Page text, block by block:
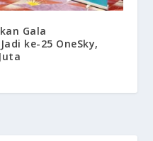
Gala
ke-25 OneSky,